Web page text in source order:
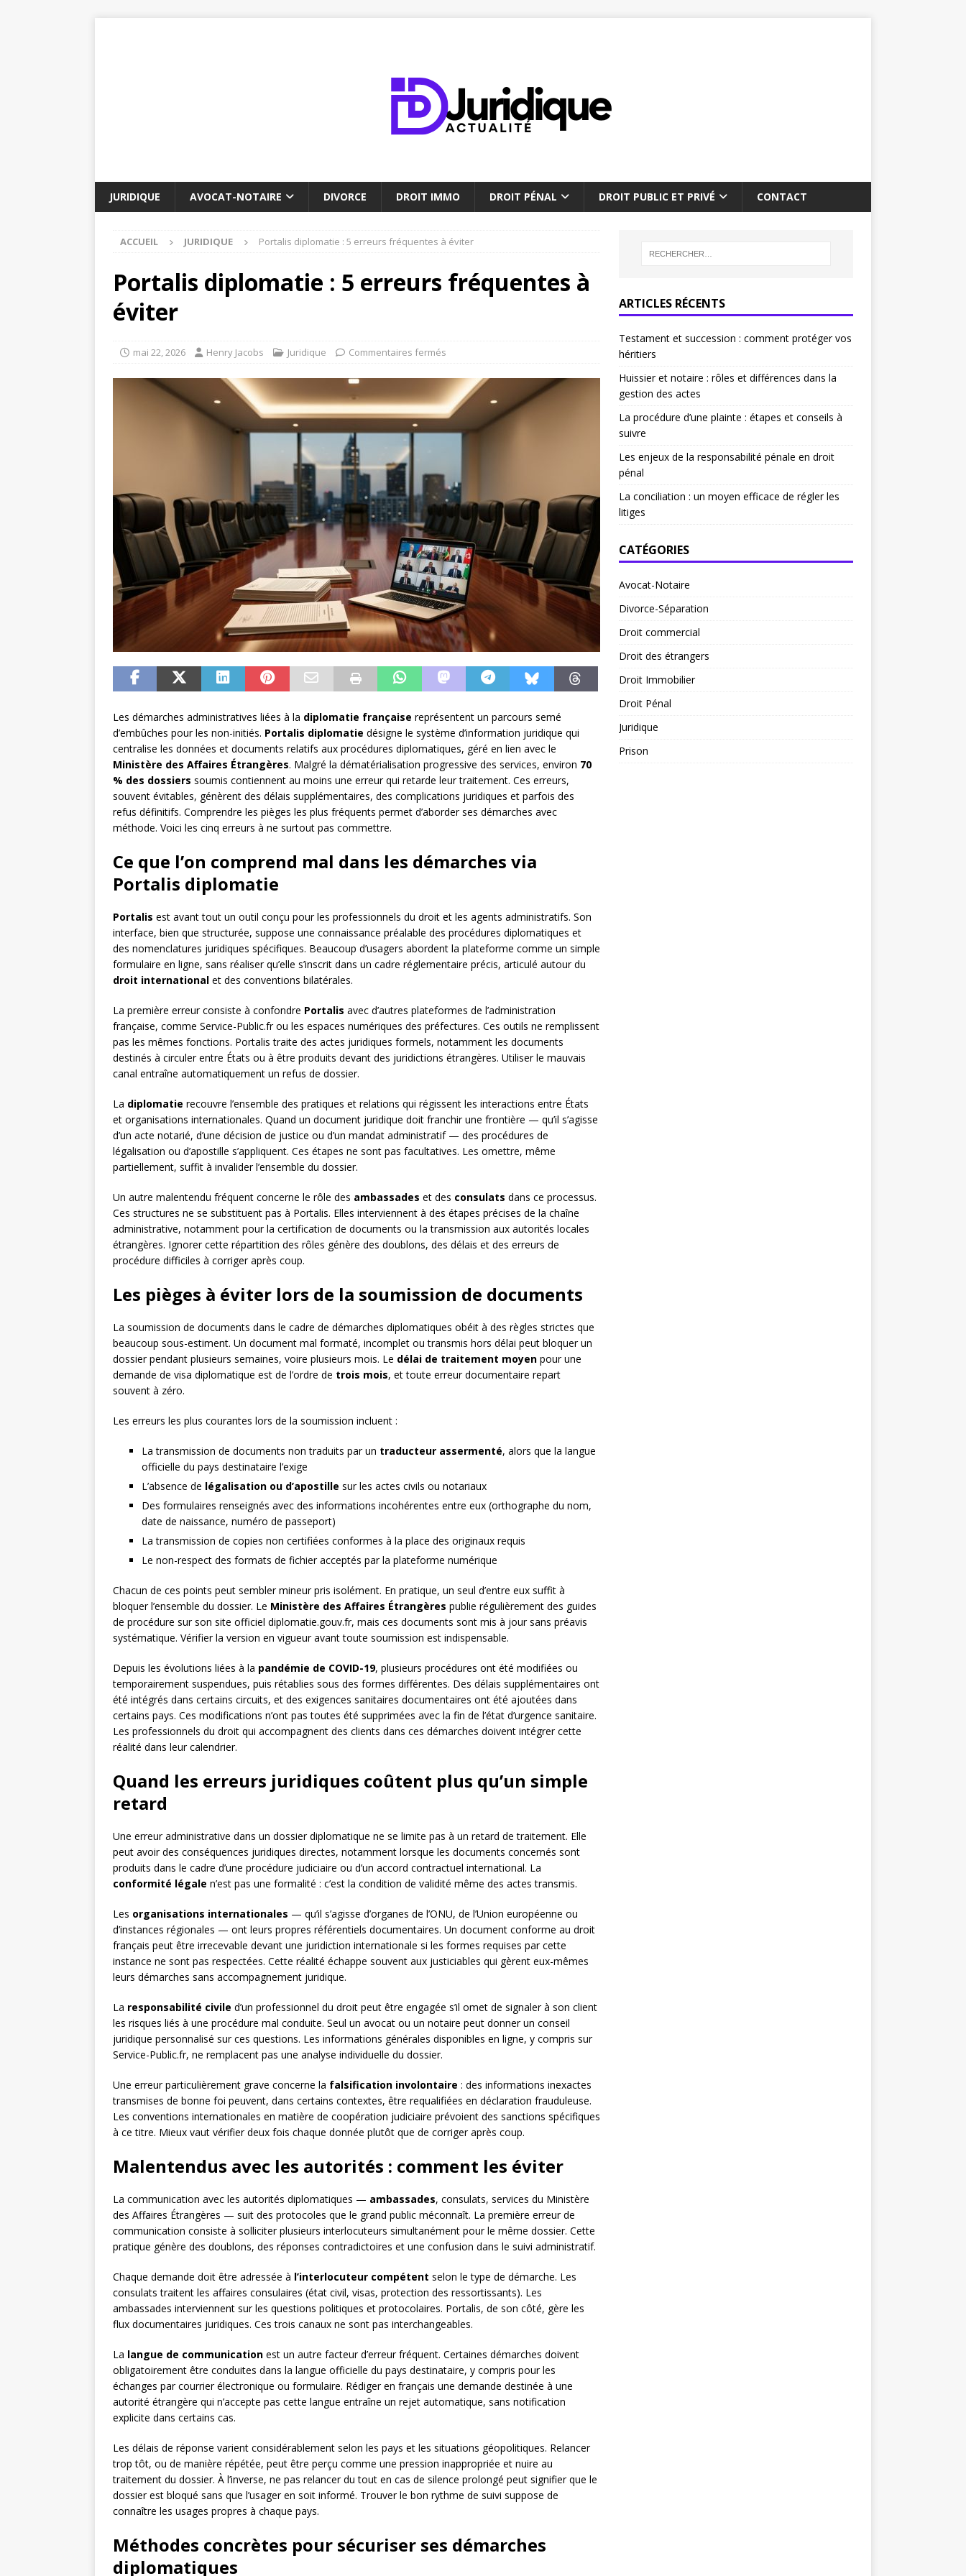
JURIDIQUE AVOCAT-NOTAIRE DIVORCE DROIT IMMO DROIT PÉNAL DROIT PUBLIC ET PRIVÉ CONTACT
ACCUEIL JURIDIQUE Portalis diplomatie : 5 erreurs fréquentes à éviter
Portalis diplomatie : 5 erreurs fréquentes à
éviter
mai 22, 2026 Henry Jacobs Juridique Commentaires fermés
Les démarches administratives liées à la diplomatie française représentent un parcours semé
d’embûches pour les non-initiés. Portalis diplomatie désigne le système d’information juridique qui
centralise les données et documents relatifs aux procédures diplomatiques, géré en lien avec le
Ministère des Affaires Étrangères. Malgré la dématérialisation progressive des services, environ 70
% des dossiers soumis contiennent au moins une erreur qui retarde leur traitement. Ces erreurs,
souvent évitables, génèrent des délais supplémentaires, des complications juridiques et parfois des
refus définitifs. Comprendre les pièges les plus fréquents permet d’aborder ses démarches avec
méthode. Voici les cinq erreurs à ne surtout pas commettre.
Ce que l’on comprend mal dans les démarches via
Portalis diplomatie
Portalis est avant tout un outil conçu pour les professionnels du droit et les agents administratifs. Son
interface, bien que structurée, suppose une connaissance préalable des procédures diplomatiques et
des nomenclatures juridiques spécifiques. Beaucoup d’usagers abordent la plateforme comme un simple
formulaire en ligne, sans réaliser qu’elle s’inscrit dans un cadre réglementaire précis, articulé autour du
droit international et des conventions bilatérales.
La première erreur consiste à confondre Portalis avec d’autres plateformes de l’administration
française, comme Service-Public.fr ou les espaces numériques des préfectures. Ces outils ne remplissent
pas les mêmes fonctions. Portalis traite des actes juridiques formels, notamment les documents
destinés à circuler entre États ou à être produits devant des juridictions étrangères. Utiliser le mauvais
canal entraîne automatiquement un refus de dossier.
La diplomatie recouvre l’ensemble des pratiques et relations qui régissent les interactions entre États
et organisations internationales. Quand un document juridique doit franchir une frontière — qu’il s’agisse
d’un acte notarié, d’une décision de justice ou d’un mandat administratif — des procédures de
légalisation ou d’apostille s’appliquent. Ces étapes ne sont pas facultatives. Les omettre, même
partiellement, suffit à invalider l’ensemble du dossier.
Un autre malentendu fréquent concerne le rôle des ambassades et des consulats dans ce processus.
Ces structures ne se substituent pas à Portalis. Elles interviennent à des étapes précises de la chaîne
administrative, notamment pour la certification de documents ou la transmission aux autorités locales
étrangères. Ignorer cette répartition des rôles génère des doublons, des délais et des erreurs de
procédure difficiles à corriger après coup.
Les pièges à éviter lors de la soumission de documents
La soumission de documents dans le cadre de démarches diplomatiques obéit à des règles strictes que
beaucoup sous-estiment. Un document mal formaté, incomplet ou transmis hors délai peut bloquer un
dossier pendant plusieurs semaines, voire plusieurs mois. Le délai de traitement moyen pour une
demande de visa diplomatique est de l’ordre de trois mois, et toute erreur documentaire repart
souvent à zéro.
Les erreurs les plus courantes lors de la soumission incluent :
La transmission de documents non traduits par un traducteur assermenté, alors que la langue
officielle du pays destinataire l’exige
L’absence de légalisation ou d’apostille sur les actes civils ou notariaux
Des formulaires renseignés avec des informations incohérentes entre eux (orthographe du nom,
date de naissance, numéro de passeport)
La transmission de copies non certifiées conformes à la place des originaux requis
Le non-respect des formats de fichier acceptés par la plateforme numérique
Chacun de ces points peut sembler mineur pris isolément. En pratique, un seul d’entre eux suffit à
bloquer l’ensemble du dossier. Le Ministère des Affaires Étrangères publie régulièrement des guides
de procédure sur son site officiel diplomatie.gouv.fr, mais ces documents sont mis à jour sans préavis
systématique. Vérifier la version en vigueur avant toute soumission est indispensable.
Depuis les évolutions liées à la pandémie de COVID-19, plusieurs procédures ont été modifiées ou
temporairement suspendues, puis rétablies sous des formes différentes. Des délais supplémentaires ont
été intégrés dans certains circuits, et des exigences sanitaires documentaires ont été ajoutées dans
certains pays. Ces modifications n’ont pas toutes été supprimées avec la fin de l’état d’urgence sanitaire.
Les professionnels du droit qui accompagnent des clients dans ces démarches doivent intégrer cette
réalité dans leur calendrier.
Quand les erreurs juridiques coûtent plus qu’un simple
retard
Une erreur administrative dans un dossier diplomatique ne se limite pas à un retard de traitement. Elle
peut avoir des conséquences juridiques directes, notamment lorsque les documents concernés sont
produits dans le cadre d’une procédure judiciaire ou d’un accord contractuel international. La
conformité légale n’est pas une formalité : c’est la condition de validité même des actes transmis.
Les organisations internationales — qu’il s’agisse d’organes de l’ONU, de l’Union européenne ou
d’instances régionales — ont leurs propres référentiels documentaires. Un document conforme au droit
français peut être irrecevable devant une juridiction internationale si les formes requises par cette
instance ne sont pas respectées. Cette réalité échappe souvent aux justiciables qui gèrent eux-mêmes
leurs démarches sans accompagnement juridique.
La responsabilité civile d’un professionnel du droit peut être engagée s’il omet de signaler à son client
les risques liés à une procédure mal conduite. Seul un avocat ou un notaire peut donner un conseil
juridique personnalisé sur ces questions. Les informations générales disponibles en ligne, y compris sur
Service-Public.fr, ne remplacent pas une analyse individuelle du dossier.
Une erreur particulièrement grave concerne la falsification involontaire : des informations inexactes
transmises de bonne foi peuvent, dans certains contextes, être requalifiées en déclaration frauduleuse.
Les conventions internationales en matière de coopération judiciaire prévoient des sanctions spécifiques
à ce titre. Mieux vaut vérifier deux fois chaque donnée plutôt que de corriger après coup.
Malentendus avec les autorités : comment les éviter
La communication avec les autorités diplomatiques — ambassades, consulats, services du Ministère
des Affaires Étrangères — suit des protocoles que le grand public méconnaît. La première erreur de
communication consiste à solliciter plusieurs interlocuteurs simultanément pour le même dossier. Cette
pratique génère des doublons, des réponses contradictoires et une confusion dans le suivi administratif.
Chaque demande doit être adressée à l’interlocuteur compétent selon le type de démarche. Les
consulats traitent les affaires consulaires (état civil, visas, protection des ressortissants). Les
ambassades interviennent sur les questions politiques et protocolaires. Portalis, de son côté, gère les
flux documentaires juridiques. Ces trois canaux ne sont pas interchangeables.
La langue de communication est un autre facteur d’erreur fréquent. Certaines démarches doivent
obligatoirement être conduites dans la langue officielle du pays destinataire, y compris pour les
échanges par courrier électronique ou formulaire. Rédiger en français une demande destinée à une
autorité étrangère qui n’accepte pas cette langue entraîne un rejet automatique, sans notification
explicite dans certains cas.
Les délais de réponse varient considérablement selon les pays et les situations géopolitiques. Relancer
trop tôt, ou de manière répétée, peut être perçu comme une pression inappropriée et nuire au
traitement du dossier. À l’inverse, ne pas relancer du tout en cas de silence prolongé peut signifier que le
dossier est bloqué sans que l’usager en soit informé. Trouver le bon rythme de suivi suppose de
connaître les usages propres à chaque pays.
Méthodes concrètes pour sécuriser ses démarches
diplomatiques
ARTICLES RÉCENTS
Testament et succession : comment protéger vos
héritiers
Huissier et notaire : rôles et différences dans la
gestion des actes
La procédure d’une plainte : étapes et conseils à
suivre
Les enjeux de la responsabilité pénale en droit
pénal
La conciliation : un moyen efficace de régler les
litiges
CATÉGORIES
Avocat-Notaire
Divorce-Séparation
Droit commercial
Droit des étrangers
Droit Immobilier
Droit Pénal
Juridique
Prison